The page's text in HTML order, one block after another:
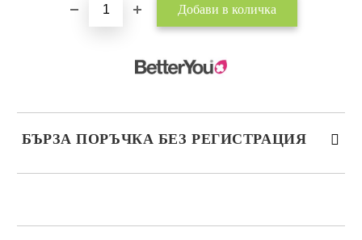
БЪРЗА ПОРЪЧКА БЕЗ РЕГИСТРАЦИЯ